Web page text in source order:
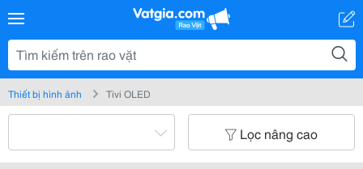
Thiết bị hình ảnh Tivi OLED
Lọc nâng cao